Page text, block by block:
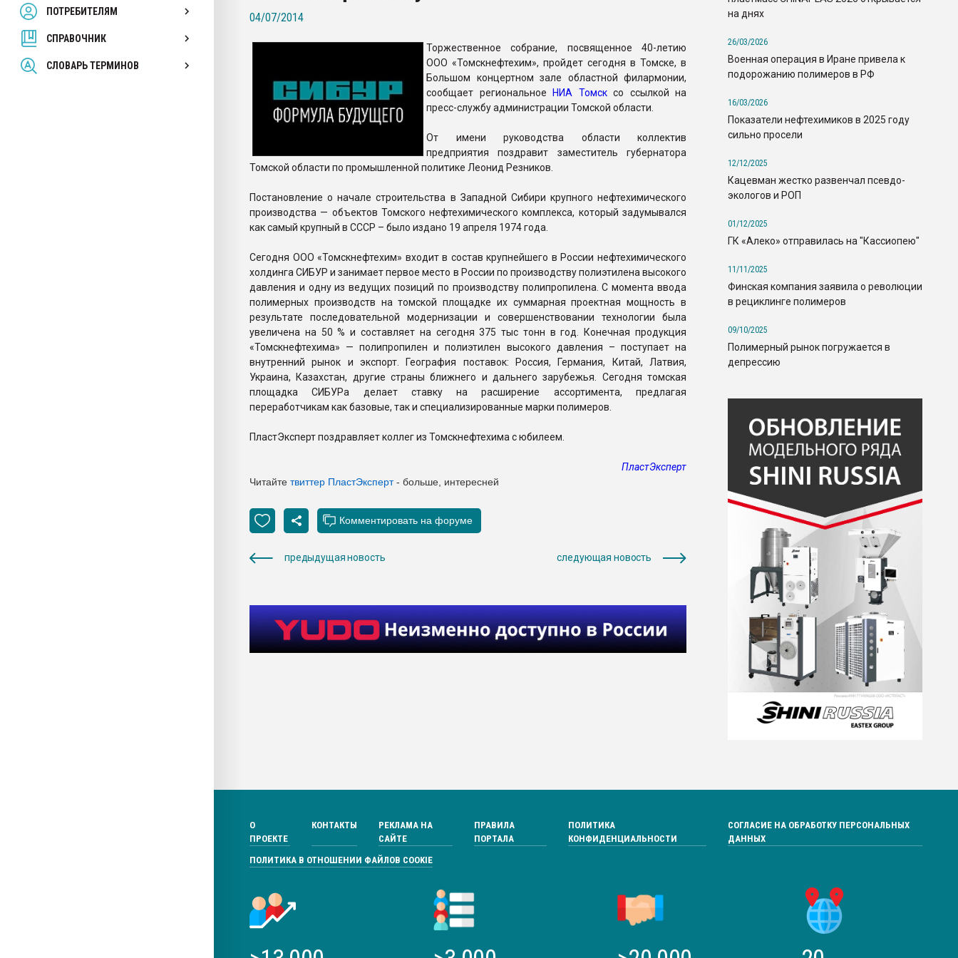
ПОТРЕБИТЕЛЯМ
СПРАВОЧНИК
СЛОВАРЬ ТЕРМИНОВ
Armaloy PC/ABS-1IM черный цвет
04/07/2014
Торжественное собрание, посвященное 40-летию
ООО «Томскнефтехим», пройдет сегодня в Томске, в
Большом концертном зале областной филармонии,
сообщает региональное
НИА Томсксо ссылкой на
пресс-службу администрации Томской области.
От имени руководства области коллектив
предприятия поздравит заместитель губернатора
Томской области по промышленной политике Леонид Резников.
Постановление о начале строительства в Западной Сибири крупного нефтехимического
производства — объектов Томского нефтехимического комплекса, который задумывался
как самый крупный в СССР – было издано 19 апреля 1974 года.
Сегодня ООО «Томскнефтехим» входит в состав крупнейшего в России нефтехимического
холдинга СИБУР и занимает первое место в России по производству полиэтилена высокого
давления и одну из ведущих позиций по производству полипропилена. С момента ввода
полимерных производств на томской площадке их суммарная проектная мощность в
результате последовательной модернизации и совершенствовании технологии была
увеличена на 50 % и составляет на сегодня 375 тыс тонн в год. Конечная продукция
«Томскнефтехима» — полипропилен и полиэтилен высокого давления – поступает на
внутренний рынок и экспорт. География поставок: Россия, Германия, Китай, Латвия,
Украина, Казахстан, другие страны ближнего и дальнего зарубежья. Сегодня томская
площадка СИБУРа делает ставку на расширение ассортимента, предлагая
переработчикам как базовые, так и специализированные марки полимеров.
ПластЭксперт поздравляет коллег из Томскнефтехима с юбилеем.
ПластЭксперт
Читайте твиттер ПластЭксперт- больше, интересней
предыдущая новость следующая новость
на днях
26/03/2026
Военная операция в Иране привела к
подорожанию полимеров в РФ
16/03/2026
Показатели нефтехимиков в 2025 году
сильно просели
12/12/2025
Кацевман жестко развенчал псевдо-
экологов и РОП
01/12/2025
ГК «Алеко» отправилась на "Кассиопею"
11/11/2025
Финская компания заявила о революции
в рециклинге полимеров
09/10/2025
Полимерный рынок погружается в
депрессию
О
ПРОЕКТЕ
КОНТАКТЫ
РЕКЛАМА НА
САЙТЕ
ПРАВИЛА
ПОРТАЛА
ПОЛИТИКА
КОНФИДЕНЦИАЛЬНОСТИ
СОГЛАСИЕ НА ОБРАБОТКУ ПЕРСОНАЛЬНЫХ
ДАННЫХ
ПОЛИТИКА В ОТНОШЕНИИ ФАЙЛОВ COOKIE